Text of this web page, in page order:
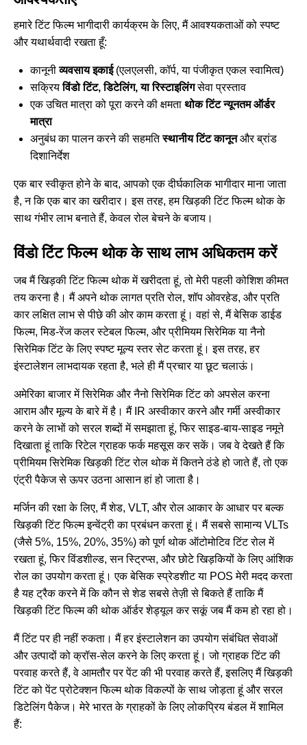
हमारे टिंट फिल्म भागीदारी कार्यक्रम के लिए, मैं आवश्यकताओं को स्पष्ट
और यथार्थवादी रखता हूँ:
कानूनीव्यवसाय इकाई(एलएलसी, कॉर्प, या पंजीकृत एकल स्वामित्व)
सक्रियविंडो टिंट, डिटेलिंग, या रिस्टाइलिंगसेवा प्रस्ताव
एक उचित मात्रा को पूरा करने की क्षमता थोक टिंट न्यूनतम ऑर्डर
मात्रा
अनुबंध का पालन करने की सहमतिस्थानीय टिंट कानूनऔर ब्रांड
दिशानिर्देश
एक बार स्वीकृत होने के बाद, आपको एक दीर्घकालिक भागीदार माना जाता
है, न कि एक बार का खरीदार। इस तरह, हम खिड़की टिंट फिल्म थोक के
साथ गंभीर लाभ बनाते हैं, केवल रोल बेचने के बजाय।
विंडो टिंट फिल्म थोक के साथ लाभ अधिकतम करें
जब मैं खिड़की टिंट फिल्म थोक में खरीदता हूं, तो मेरी पहली कोशिश कीमत
तय करना है। मैं अपने थोक लागत प्रति रोल, शॉप ओवरहेड, और प्रति
कार लक्षित लाभ से पीछे की ओर काम करता हूं। वहां से, मैं बेसिक डाईड
फिल्म, मिड-रेंज कलर स्टेबल फिल्म, और प्रीमियम सिरेमिक या नैनो
सिरेमिक टिंट के लिए स्पष्ट मूल्य स्तर सेट करता हूं। इस तरह, हर
इंस्टालेशन लाभदायक रहता है, भले ही मैं प्रचार या छूट चलाऊं।
अमेरिका बाजार में सिरेमिक और नैनो सिरेमिक टिंट को अपसेल करना
आराम और मूल्य के बारे में है। मैं IR अस्वीकार करने और गर्मी अस्वीकार
करने के लाभों को सरल शब्दों में समझाता हूं, फिर साइड-बाय-साइड नमूने
दिखाता हूं ताकि रिटेल ग्राहक फर्क महसूस कर सकें। जब वे देखते हैं कि
प्रीमियम सिरेमिक खिड़की टिंट रोल थोक में कितने ठंडे हो जाते हैं, तो एक
एंट्री पैकेज से ऊपर उठना आसान हां हो जाता है।
मर्जिन की रक्षा के लिए, मैं शेड, VLT, और रोल आकार के आधार पर बल्क
खिड़की टिंट फिल्म इन्वेंट्री का प्रबंधन करता हूं। मैं सबसे सामान्य VLTs
(जैसे 5%, 15%, 20%, 35%) को पूर्ण थोक ऑटोमोटिव टिंट रोल में
रखता हूं, फिर विंडशील्ड, सन स्ट्रिप्स, और छोटे खिड़कियों के लिए आंशिक
रोल का उपयोग करता हूं। एक बेसिक स्प्रेडशीट या POS मेरी मदद करता
है यह ट्रैक करने में कि कौन से शेड सबसे तेज़ी से बिकते हैं ताकि मैं
खिड़की टिंट फिल्म की थोक ऑर्डर शेड्यूल कर सकूं जब मैं कम हो रहा हो।
मैं टिंट पर ही नहीं रुकता। मैं हर इंस्टालेशन का उपयोग संबंधित सेवाओं
और उत्पादों को क्रॉस-सेल करने के लिए करता हूं। जो ग्राहक टिंट की
परवाह करते हैं, वे आमतौर पर पेंट की भी परवाह करते हैं, इसलिए मैं खिड़की
टिंट कोपेंट प्रोटेक्शन फिल्म थोक विकल्पों के साथ जोड़ता हूं और सरल
डिटेलिंग पैकेज। मेरे भारत के ग्राहकों के लिए लोकप्रिय बंडल में शामिल
हैं: